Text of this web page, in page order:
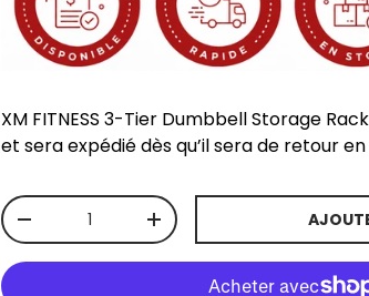
XM FITNESS 3-Tier Dumbbell Storage Rack
et sera expédié dès qu’il sera de retour
Qté
-
+